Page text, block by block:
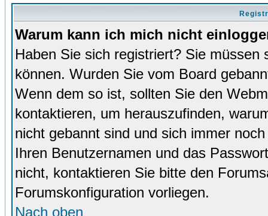
Warum kann ich mich nicht
Haben Sie sich registriert? Sie
können. Wurden Sie vom Board
Wenn dem so ist, sollten Sie den
kontaktieren, um herauszufinden,
nicht gebannt sind und sich immer
Ihren Benutzernamen und das
nicht, kontaktieren Sie bitte den
Forumskonfiguration vorliegen.
Nach oben